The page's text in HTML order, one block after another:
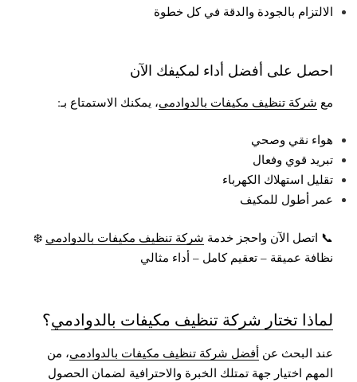
الالتزام بالجودة والدقة في كل خطوة
احصل على أفضل أداء لمكيفك الآن
مع شركة تنظيف مكيفات بالدوادمي، يمكنك الاستمتاع بـ:
هواء نقي وصحي
تبريد قوي وفعال
تقليل استهلاك الكهرباء
عمر أطول للمكيف
📞 اتصل الآن واحجز خدمة شركة تنظيف مكيفات بالدوادمي ❄️
نظافة عميقة – تعقيم كامل – أداء مثالي
لماذا تختار شركة تنظيف مكيفات بالدوادمي؟
عند البحث عن أفضل شركة تنظيف مكيفات بالدوادمي، من
المهم اختيار جهة تمتلك الخبرة والاحترافية لضمان الحصول